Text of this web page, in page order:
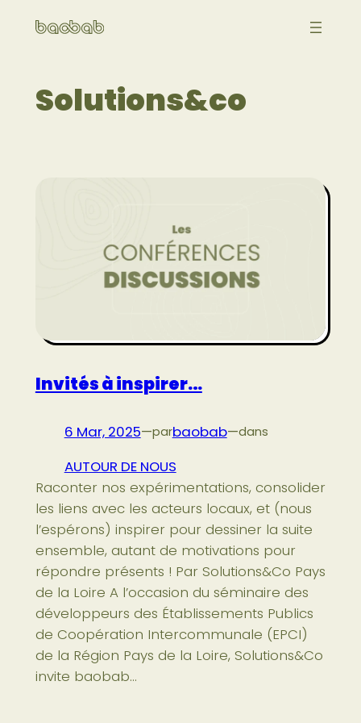
Solutions&co
Invités à inspirer…
6 Mar, 2025—parbaobab—dans
AUTOUR DE NOUS
Raconter nos expérimentations, consolider
les liens avec les acteurs locaux, et (nous
l’espérons) inspirer pour dessiner la suite
ensemble, autant de motivations pour
répondre présents ! Par Solutions&Co Pays
de la Loire A l’occasion du séminaire des
développeurs des Établissements Publics
de Coopération Intercommunale (EPCI)
de la Région Pays de la Loire, Solutions&Co
invite baobab…